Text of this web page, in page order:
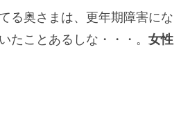
る奥さまは、更年期障害にな
たことあるしな・・・。 女性